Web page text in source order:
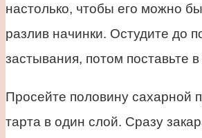
настолько, чтобы его можно
разлив начинки. Остудите до
застывания, потом поставьте
Просейте половину сахарной
тарта в один слой. Сразу